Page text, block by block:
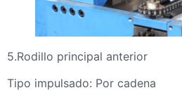
5.Rodillo principal anterior
Tipo impulsado: Por cadena